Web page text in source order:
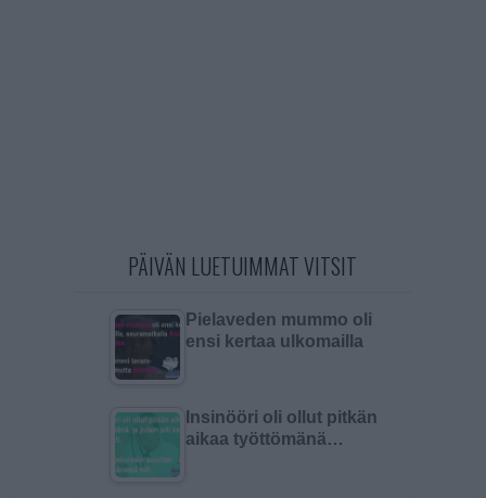
PÄIVÄN LUETUIMMAT VITSIT
Pielaveden mummo oli
ensi kertaa ulkomailla
Insinööri oli ollut pitkän
aikaa työttömänä…